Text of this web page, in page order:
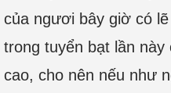
của ngươi bây giờ có
trong tuyển bạt lần
cao, cho nên nếu như